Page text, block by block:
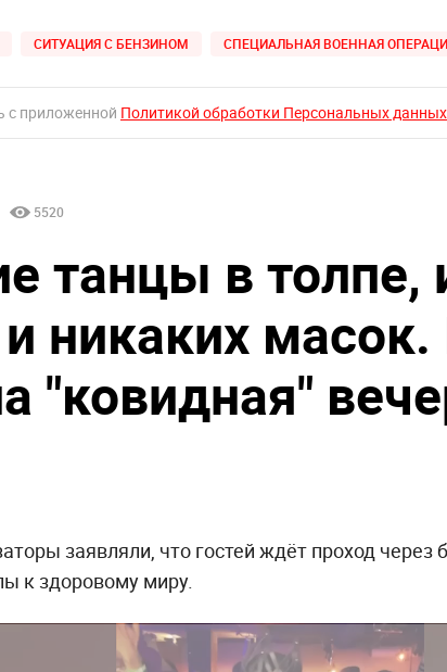
СИТУАЦИЯ С БЕНЗИНОМ СПЕЦИАЛЬНАЯ ВОЕННАЯ
с приложенной Политикой обработки Персональных данных
5520
танцы в толпе,
никаких
"ковидная"
заявляли, что гостей ждёт проход через
к здоровому миру.